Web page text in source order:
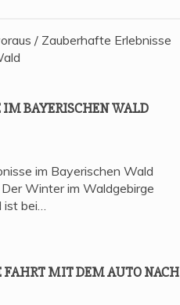
BAYE­RI­SCHEN WALD
im Bayerischen Wald
Winter im Waldgebirge
ist bei…
FAHRT MIT DEM AUTO NACH